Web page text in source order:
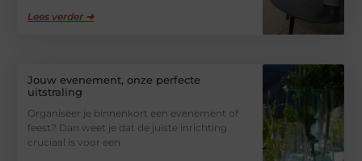
Lees verder ➜
Jouw evenement, onze perfecte
uitstraling
Organiseer je binnenkort een evenement of
feest? Dan weet je dat de juiste inrichting
cruciaal is voor een